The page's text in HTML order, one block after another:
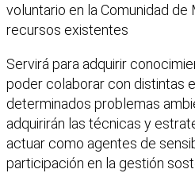
voluntario en la Comunidad
recursos existentes
Servirá para adquirir
poder colaborar con distintas
determinados problemas
adquirirán las técnicas y
actuar como agentes de
participación en la gestión